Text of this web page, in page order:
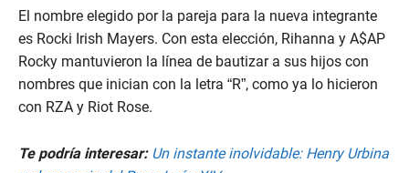
El nombre elegido por la pareja para la nueva integrante
es Rocki Irish Mayers. Con esta elección, Rihanna y A$AP
Rocky mantuvieron la línea de bautizar a sus hijos con
nombres que inician con la letra “R”, como ya lo hicieron
con RZA y Riot Rose.
Te podría interesar: Un instante inolvidable: Henry Urbina